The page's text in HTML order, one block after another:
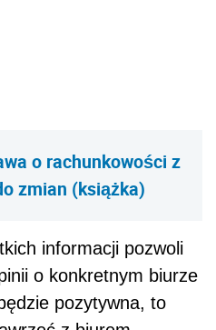
o rachunkowości z
zmian (książka)
informacji pozwoli
o konkretnym biurze
pozytywna, to